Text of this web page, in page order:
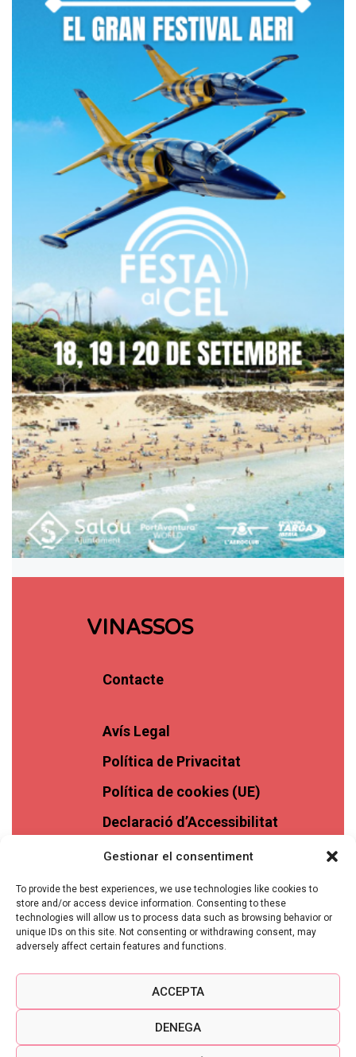
Gestionar el consentiment
To provide the best experiences, we use technologies like cookies to
store and/or access device information. Consenting to these
technologies will allow us to process data such as browsing behavior or
unique IDs on this site. Not consenting or withdrawing consent, may
adversely affect certain features and functions.
ACCEPTA
DENEGA
VINASSOS
Contacte
Avís Legal
Política de Privacitat
Política de cookies (UE)
Declaració d’Accessibilitat